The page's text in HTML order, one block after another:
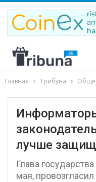
Главная Трибуна
лучше
Глава
мая,